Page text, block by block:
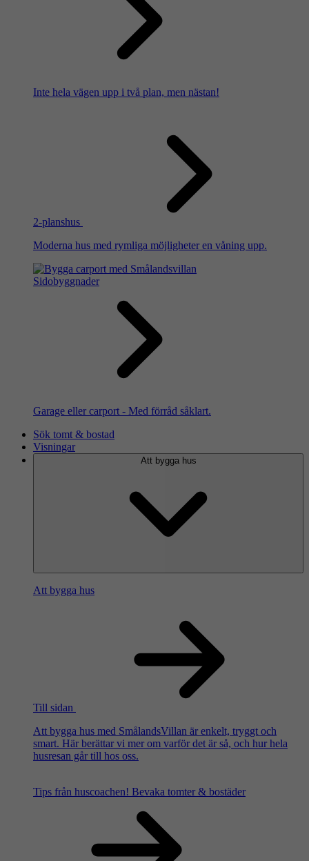
Inte hela vägen upp i två plan, men nästan!
2-planshus
Moderna hus med rymliga möjligheter en våning upp.
Sidobyggnader
Garage eller carport - Med förråd såklart.
Sök tomt & bostad
Visningar
Att bygga hus
Att bygga hus
Till sidan
Att bygga hus med SmålandsVillan är enkelt, tryggt och
smart. Här berättar vi mer om varför det är så, och hur hela
husresan går till hos oss.
Tips från huscoachen! Bevaka tomter & bostäder